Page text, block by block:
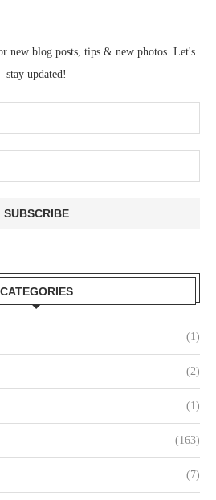
new blog posts, tips & new photos. Let's
stay updated!
CATEGORIES
(1)
(2)
(1)
(163)
(7)